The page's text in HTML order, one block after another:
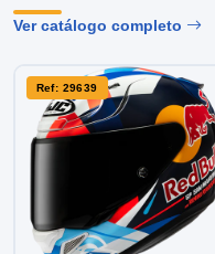
Ver catálogo completo
Ref: 29639